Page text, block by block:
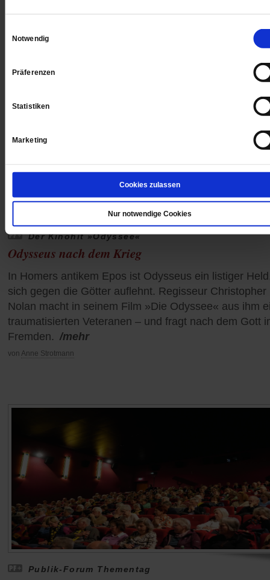
Notwendig
Präferenzen
Statistiken
Marketing
Cookies zulassen
Nur notwendige Cookies
Kinderrechten auf. /mehr
Der Kinohit »Odyssee«
Odysseus nach dem Krieg
In Homers antikem Epos ist Odysseus ein listiger
sich gegen die Götter auflehnt. Regisseur Christopher
Nolan macht in seinem Film »Die Odyssee« aus ihm
traumatisierten Veteranen – und fragt nach dem Gott
Fremden. /mehr
von Anne Strotmann
Publik-Forum Thementag